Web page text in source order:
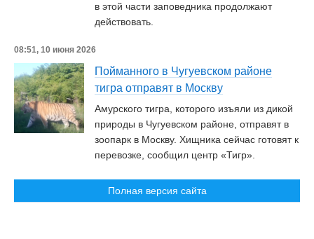
в этой части заповедника продолжают
действовать.
08:51, 10 июня 2026
Пойманного в Чугуевском районе
тигра отправят в Москву
Амурского тигра, которого изъяли из дикой
природы в Чугуевском районе, отправят в
зоопарк в Москву. Хищника сейчас готовят к
перевозке, сообщил центр «Тигр».
Полная версия сайта